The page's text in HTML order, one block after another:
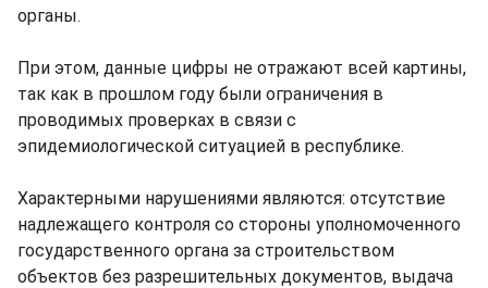
органы.
При этом, данные цифры не отражают всей картины,
так как в прошлом году были ограничения в
проводимых проверках в связи с
эпидемиологической ситуацией в республике.
Характерными нарушениями являются: отсутствие
надлежащего контроля со стороны уполномоченного
государственного органа за строительством
объектов без разрешительных документов, выдача